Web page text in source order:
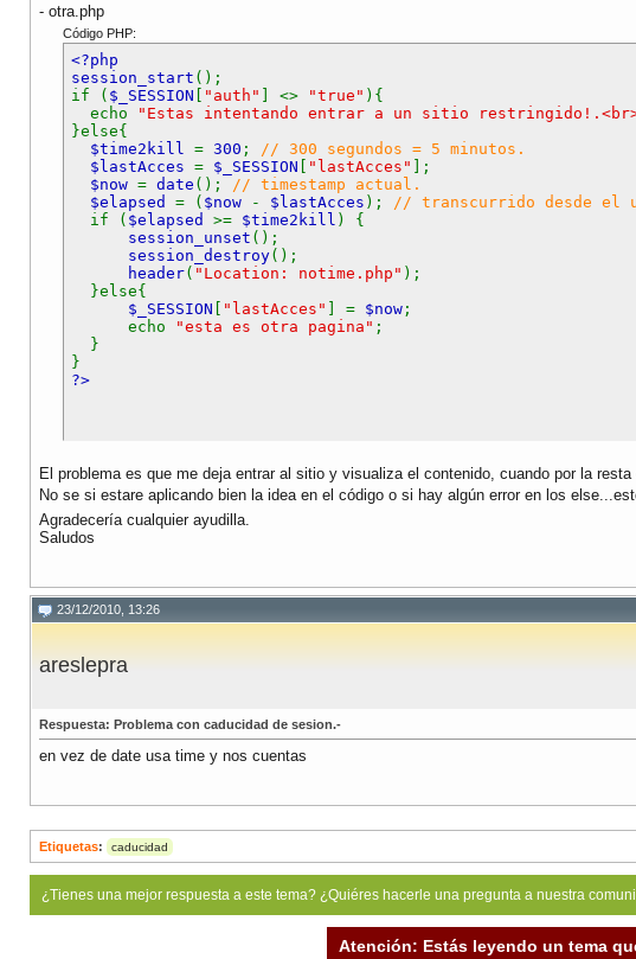
- otra.php
Código PHP:
<?php
session_start ();
if ( $_SESSION "auth" ] <> "true" ){
echo
"Estas intentando entrar a un sitio
}else{
$time2kill = 300 ; // 300 segundos = 5 minutos.
$lastAcces = $_SESSION "lastAcces"
];
$now = date (); // timestamp actual.
$elapsed = ( $now - $lastAcces ); // transcurrido desde el
if ( $elapsed >= $time2kill ) {
session_unset ();
session_destroy();
header( "Location: notime.php" );
}else{
$_SESSION
"lastAcces" ] = $now ;
echo
"esta es otra pagina" ;
}
}
?>
El problema es que me deja entrar al sitio y visualiza el contenido, cuando por la
No se si estare aplicando bien la idea en el código o si hay algún error en los
Agradecería cualquier ayudilla.
Saludos
23/12/2010, 13:26
areslepra
Respuesta: Problema con caducidad de sesion.-
en vez de date usa time y nos cuentas
Etiquetas: caducidad
¿Tienes una mejor respuesta a este tema? ¿Quiéres hacerle una pregunta a nuestra
Atención: Estás leyendo un tema